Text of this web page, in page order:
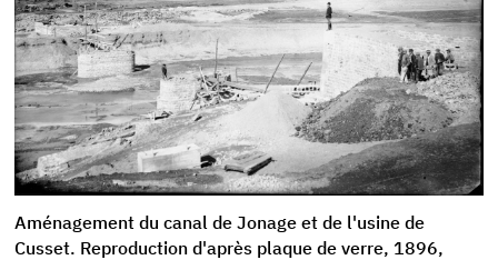
Aménagement du canal de Jonage et de l'usine de
Cusset. Reproduction d'après plaque de verre, 1896,